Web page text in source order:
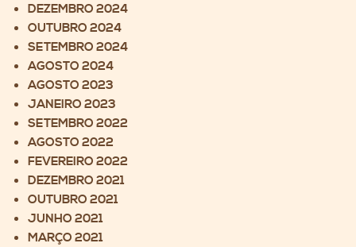
DEZEMBRO 2024
OUTUBRO 2024
SETEMBRO 2024
AGOSTO 2024
AGOSTO 2023
JANEIRO 2023
SETEMBRO 2022
AGOSTO 2022
FEVEREIRO 2022
DEZEMBRO 2021
OUTUBRO 2021
JUNHO 2021
MARÇO 2021